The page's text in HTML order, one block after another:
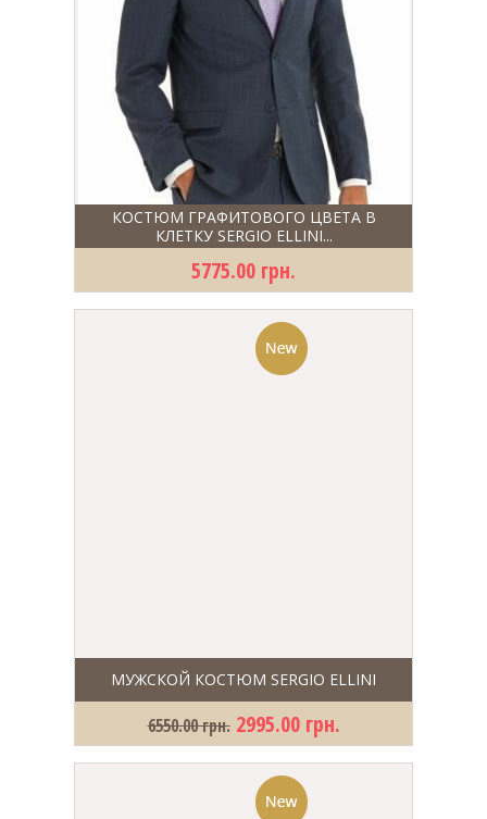
КОСТЮМ ГРАФИТОВОГО ЦВЕТА В
КЛЕТКУ SERGIO ELLINI...
5775.00 грн.
МУЖСКОЙ КОСТЮМ SERGIO ELLINI
6550.00 грн. 2995.00 грн.